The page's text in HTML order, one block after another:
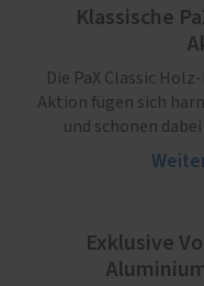
Klassische
Die PaX Classic
Aktion fügen sich
und schonen
Exklusive